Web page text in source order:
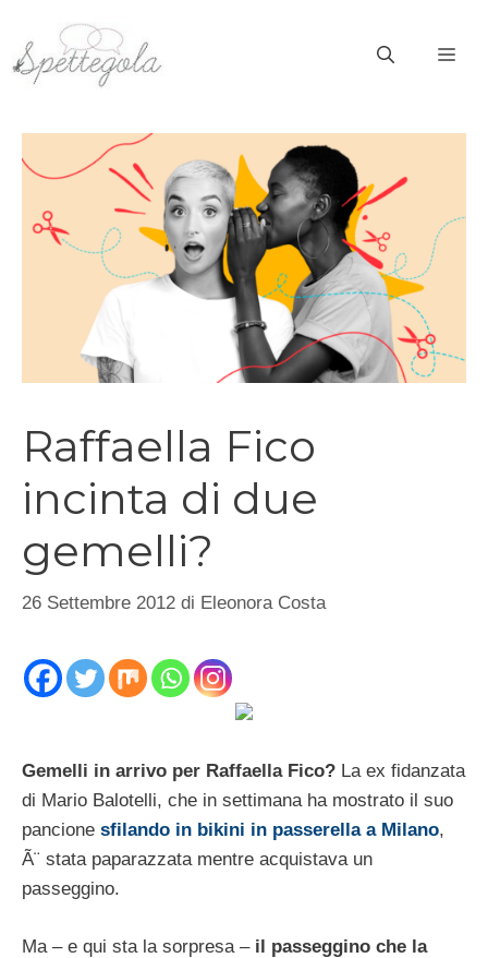
contenuto
Raffaella Fico
incinta di due
gemelli?
26 Settembre 2012 di Eleonora Costa
Gemelli in arrivo per Raffaella Fico? La ex fidanzata
di Mario Balotelli, che in settimana ha mostrato il suo
pancione sfilando in bikini in passerella a Milano,
Ã¨ stata paparazzata mentre acquistava un
passeggino.
Ma – e qui sta la sorpresa – il passeggino che la